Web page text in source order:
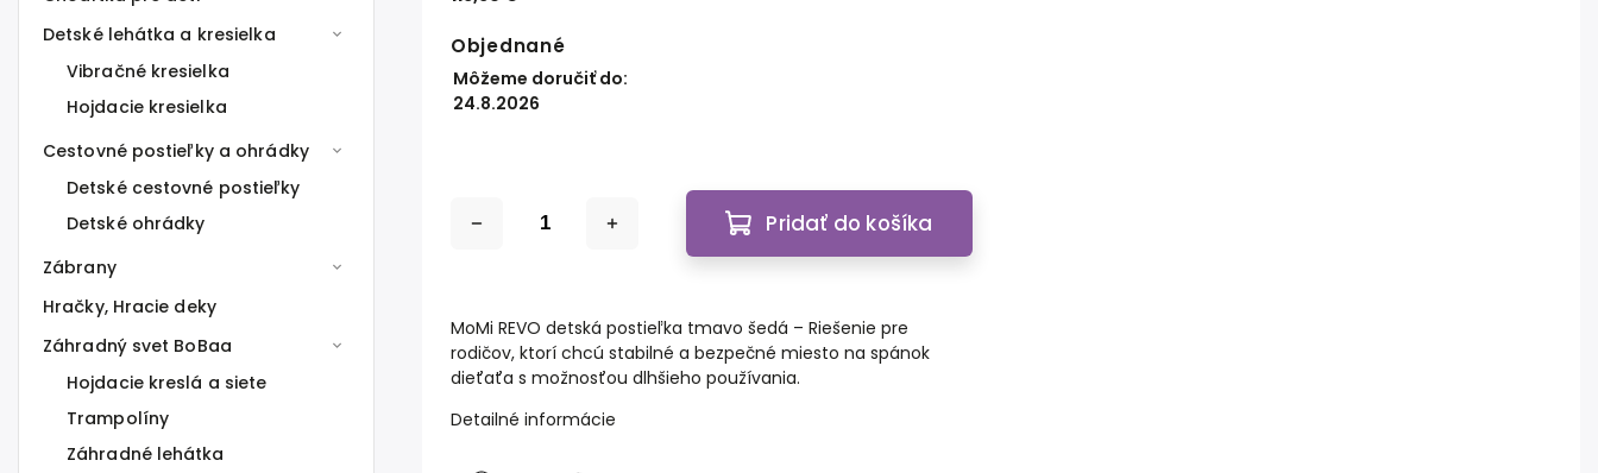
Detské lehátka a kresielka
Vibračné kresielka
Hojdacie kresielka
Cestovné postieľky a ohrádky
Detské cestovné postieľky
Detské ohrádky
Zábrany
Hračky, Hracie deky
Záhradný svet BoBaa
Hojdacie kreslá a siete
Trampolíny
Záhradné lehátka
Objednané
Môžeme doručiť do:
24.8.2026
Pridať do košíka
MoMi REVO detská postieľka tmavo šedá – Riešenie pre
rodičov, ktorí chcú stabilné a bezpečné miesto na spánok
dieťaťa s možnosťou dlhšieho používania.
Detailné informácie